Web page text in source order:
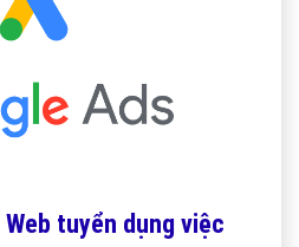
Web tuyển dụng việc